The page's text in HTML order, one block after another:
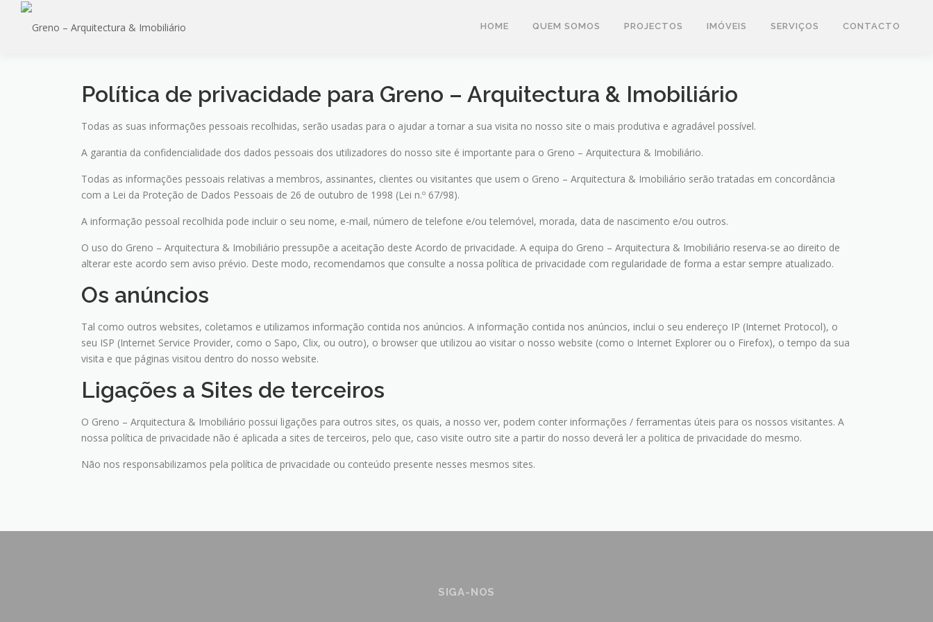
Saltar
HOME QUEM SOMOS PROJECTOS IMÓVEIS SERVIÇOS CONTACTO
Política de privacidade para Greno – Arquitectura & Imobiliário
Todas as suas informações pessoais recolhidas, serão usadas para o ajudar a tornar a sua visita no nosso site o mais produtiva e agradável possível.
A garantia da confidencialidade dos dados pessoais dos utilizadores do nosso site é importante para o Greno – Arquitectura & Imobiliário.
Todas as informações pessoais relativas a membros, assinantes, clientes ou visitantes que usem o Greno – Arquitectura & Imobiliário serão tratadas em concordância
com a Lei da Proteção de Dados Pessoais de 26 de outubro de 1998 (Lei n.º 67/98).
A informação pessoal recolhida pode incluir o seu nome, e-mail, número de telefone e/ou telemóvel, morada, data de nascimento e/ou outros.
O uso do Greno – Arquitectura & Imobiliário pressupõe a aceitação deste Acordo de privacidade. A equipa do Greno – Arquitectura & Imobiliário reserva-se ao direito de
alterar este acordo sem aviso prévio. Deste modo, recomendamos que consulte a nossa política de privacidade com regularidade de forma a estar sempre atualizado.
Os anúncios
Tal como outros websites, coletamos e utilizamos informação contida nos anúncios. A informação contida nos anúncios, inclui o seu endereço IP (Internet Protocol), o
seu ISP (Internet Service Provider, como o Sapo, Clix, ou outro), o browser que utilizou ao visitar o nosso website (como o Internet Explorer ou o Firefox), o tempo da sua
visita e que páginas visitou dentro do nosso website.
Ligações a Sites de terceiros
O Greno – Arquitectura & Imobiliário possui ligações para outros sites, os quais, a nosso ver, podem conter informações / ferramentas úteis para os nossos visitantes. A
nossa política de privacidade não é aplicada a sites de terceiros, pelo que, caso visite outro site a partir do nosso deverá ler a politica de privacidade do mesmo.
Não nos responsabilizamos pela política de privacidade ou conteúdo presente nesses mesmos sites.
SIGA-NOS